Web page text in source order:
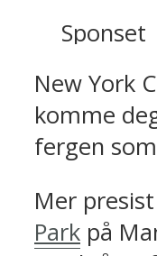
Sponset
New York
komme
fergen
Mer
Park på